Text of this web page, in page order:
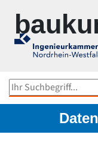
Objektsuche
Im Fokus
Gesamtübersicht...